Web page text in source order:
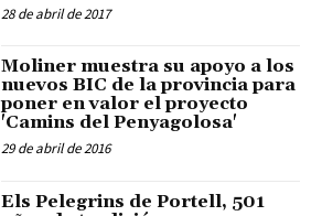
28 de abril de 2017
Moliner muestra su apoyo a los
nuevos BIC de la provincia para
poner en valor el proyecto
'Camins del Penyagolosa'
29 de abril de 2016
Els Pelegrins de Portell, 501